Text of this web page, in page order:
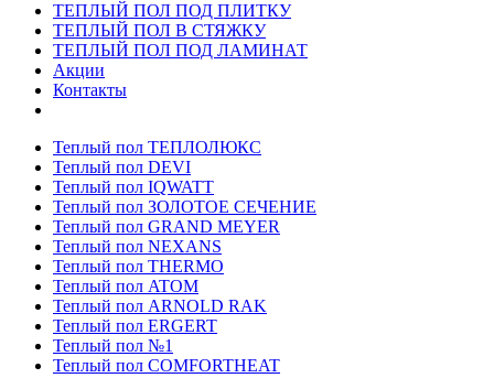
ТЕПЛЫЙ ПОЛ ПОД ПЛИТКУ
ТЕПЛЫЙ ПОЛ В СТЯЖКУ
ТЕПЛЫЙ ПОЛ ПОД ЛАМИНАТ
Акции
Контакты
Теплый пол ТЕПЛОЛЮКС
Теплый пол DEVI
Теплый пол IQWATT
Теплый пол ЗОЛОТОЕ СЕЧЕНИЕ
Теплый пол GRAND MEYER
Теплый пол NEXANS
Теплый пол THERMO
Теплый пол ATOM
Теплый пол ARNOLD RAK
Теплый пол ERGERT
Теплый пол №1
Теплый пол COMFORTHEAT